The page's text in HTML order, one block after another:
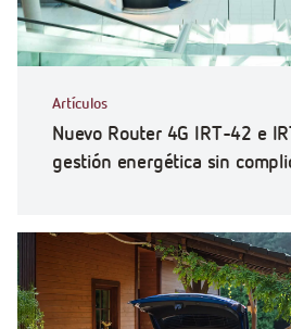
Artículos
Nuevo Router 4G IRT-42 e
gestión energética sin